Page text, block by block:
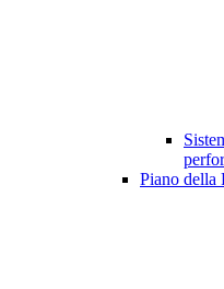
Piano della